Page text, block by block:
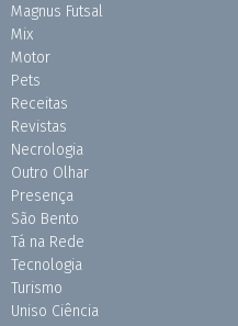
Magnus Futsal
Mix
Motor
Pets
Receitas
Revistas
Necrologia
Outro Olhar
Presença
São Bento
Tá na Rede
Tecnologia
Turismo
Uniso Ciência